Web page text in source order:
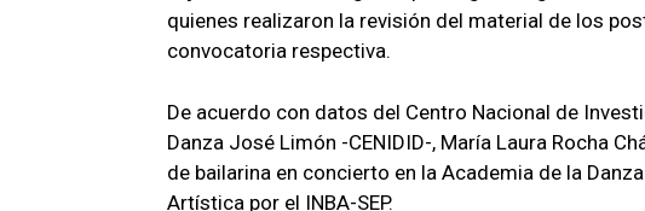
quienes realizaron la revisión del material de los
convocatoria respectiva.
De acuerdo con datos del Centro Nacional de
Danza José Limón -CENIDID-, María Laura Rocha
de bailarina en concierto en la Academia de la
Artística por el INBA-SEP.